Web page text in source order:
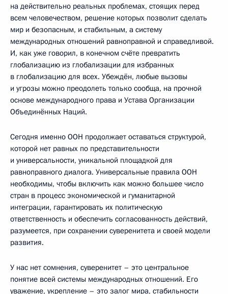
на действительно реальных проблемах, стоящих перед
всем человечеством, решение которых позволит сделать
мир и безопасным, и стабильным, а систему
международных отношений равноправной и справедливой.
И, как уже говорил, в конечном счёте превратить
глобализацию из глобализации для избранных
в глобализацию для всех. Убеждён, любые вызовы
и угрозы можно преодолеть только сообща, на прочной
основе международного права и Устава Организации
Объединённых Наций.
Сегодня именно ООН продолжает оставаться структурой,
которой нет равных по представительности
и универсальности, уникальной площадкой для
равноправного диалога. Универсальные правила ООН
необходимы, чтобы включить как можно большее число
стран в процесс экономической и гуманитарной
интеграции, гарантировать их политическую
ответственность и обеспечить согласованность действий,
разумеется, при сохранении суверенитета и своей модели
развития.
У нас нет сомнения, суверенитет – это центральное
понятие всей системы международных отношений. Его
уважение, укрепление – это залог мира, стабильности